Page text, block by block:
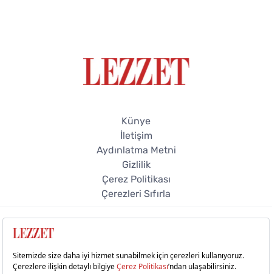
Künye
İletişim
Aydınlatma Metni
Gizlilik
Çerez Politikası
Çerezleri Sıfırla